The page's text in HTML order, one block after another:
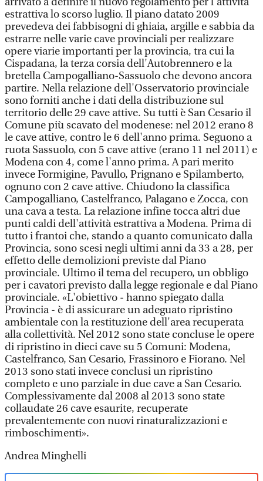
estrattiva lo scorso luglio. Il piano datato 2009
prevedeva dei fabbisogni di ghiaia, argille e sabbia da
estrarre nelle varie cave provinciali per realizzare
opere viarie importanti per la provincia, tra cui la
Cispadana, la terza corsia dell'Autobrennero e la
bretella Campogalliano-Sassuolo che devono ancora
partire. Nella relazione dell'Osservatorio provinciale
sono forniti anche i dati della distribuzione sul
territorio delle 29 cave attive. Su tutti è San Cesario il
Comune più scavato del modenese: nel 2012 erano 8
le cave attive, contro le 6 dell'anno prima. Seguono a
ruota Sassuolo, con 5 cave attive (erano 11 nel 2011) e
Modena con 4, come l'anno prima. A pari merito
invece Formigine, Pavullo, Prignano e Spilamberto,
ognuno con 2 cave attive. Chiudono la classifica
Campogalliano, Castelfranco, Palagano e Zocca, con
una cava a testa. La relazione infine tocca altri due
punti caldi dell'attività estrattiva a Modena. Prima di
tutto i frantoi che, stando a quanto comunicato dalla
Provincia, sono scesi negli ultimi anni da 33 a 28, per
effetto delle demolizioni previste dal Piano
provinciale. Ultimo il tema del recupero, un obbligo
per i cavatori previsto dalla legge regionale e dal Piano
provinciale. «L'obiettivo - hanno spiegato dalla
Provincia - è di assicurare un adeguato ripristino
ambientale con la restituzione dell'area recuperata
alla collettività. Nel 2012 sono state concluse le opere
di ripristino in dieci cave su 5 Comuni: Modena,
Castelfranco, San Cesario, Frassinoro e Fiorano. Nel
2013 sono stati invece conclusi un ripristino
completo e uno parziale in due cave a San Cesario.
Complessivamente dal 2008 al 2013 sono state
collaudate 26 cave esaurite, recuperate
prevalentemente con nuovi rinaturalizzazioni e
rimboschimenti».
Andrea Minghelli